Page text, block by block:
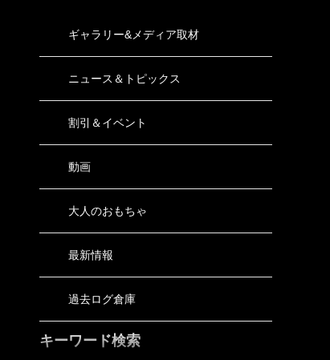
ギャラリー&メディア取材
ニュース＆トピックス
割引＆イベント
動画
大人のおもちゃ
最新情報
過去ログ倉庫
キーワード検索